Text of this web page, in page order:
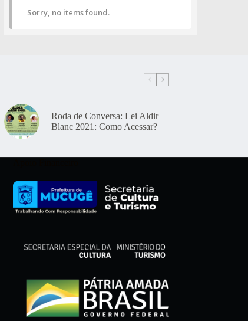
Sorry, no items found.
Roda de Conversa: Lei Aldir
Blanc 2021: Como Acessar?